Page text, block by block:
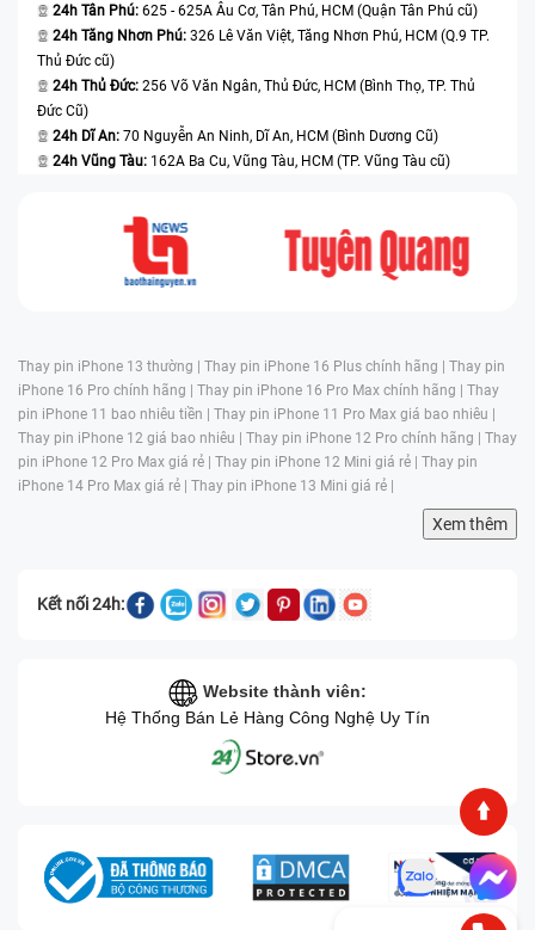
24h Tân Phú: 625 - 625A Âu Cơ, Tân Phú, HCM (Quận Tân Phú cũ)
24h Tăng Nhơn Phú: 326 Lê Văn Việt, Tăng Nhơn Phú, HCM (Q.9 TP.
Thủ Đức cũ)
24h Thủ Đức: 256 Võ Văn Ngân, Thủ Đức, HCM (Bình Thọ, TP. Thủ
Đức Cũ)
24h Dĩ An: 70 Nguyễn An Ninh, Dĩ An, HCM (Bình Dương Cũ)
24h Vũng Tàu: 162A Ba Cu, Vũng Tàu, HCM (TP. Vũng Tàu cũ)
Thay pin iPhone 13 thường | Thay pin iPhone 16 Plus chính hãng | Thay pin
iPhone 16 Pro chính hãng | Thay pin iPhone 16 Pro Max chính hãng | Thay
pin iPhone 11 bao nhiêu tiền | Thay pin iPhone 11 Pro Max giá bao nhiêu |
Thay pin iPhone 12 giá bao nhiêu | Thay pin iPhone 12 Pro chính hãng | Thay
pin iPhone 12 Pro Max giá rẻ | Thay pin iPhone 12 Mini giá rẻ | Thay pin
iPhone 14 Pro Max giá rẻ | Thay pin iPhone 13 Mini giá rẻ |
Xem thêm
Kết nối 24h:
Website thành viên:
Hệ Thống Bán Lẻ Hàng Công Nghệ Uy Tín